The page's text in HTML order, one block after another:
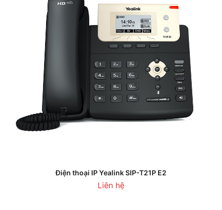
Điện thoại IP Yealink SIP-T21P E2
Liên hệ